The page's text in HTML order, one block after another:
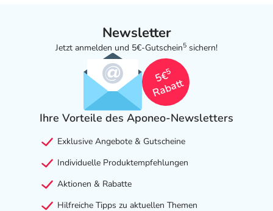
Newsletter
Jetzt anmelden und 5€-Gutschein5 sichern!
5€
5
Rabatt
Ihre Vorteile des Aponeo-Newsletters
Exklusive Angebote & Gutscheine
Individuelle Produktempfehlungen
Aktionen & Rabatte
Hilfreiche Tipps zu aktuellen Themen